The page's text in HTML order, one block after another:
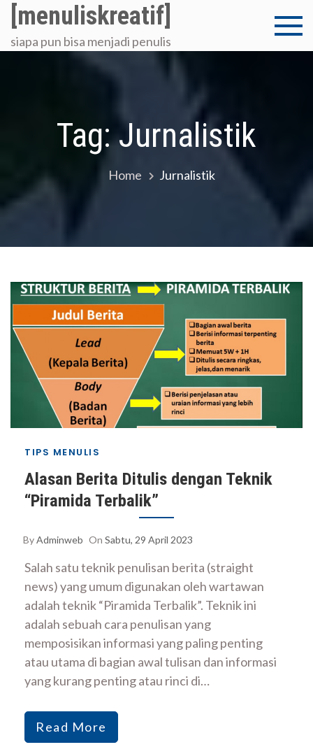
Skip
content
[menuliskreatif]
siapa pun bisa menjadi penulis
Tag:Jurnalistik
Home Jurnalistik
TIPS MENULIS
Alasan Berita Ditulis dengan Teknik
“Piramida Terbalik”
ByAdminweb On Sabtu, 29 April 2023
Salah satu teknik penulisan berita (straight
news) yang umum digunakan oleh wartawan
adalah teknik “Piramida Terbalik”. Teknik ini
adalah sebuah cara penulisan yang
memposisikan informasi yang paling penting
atau utama di bagian awal tulisan dan informasi
yang kurang penting atau rinci di…
Read More